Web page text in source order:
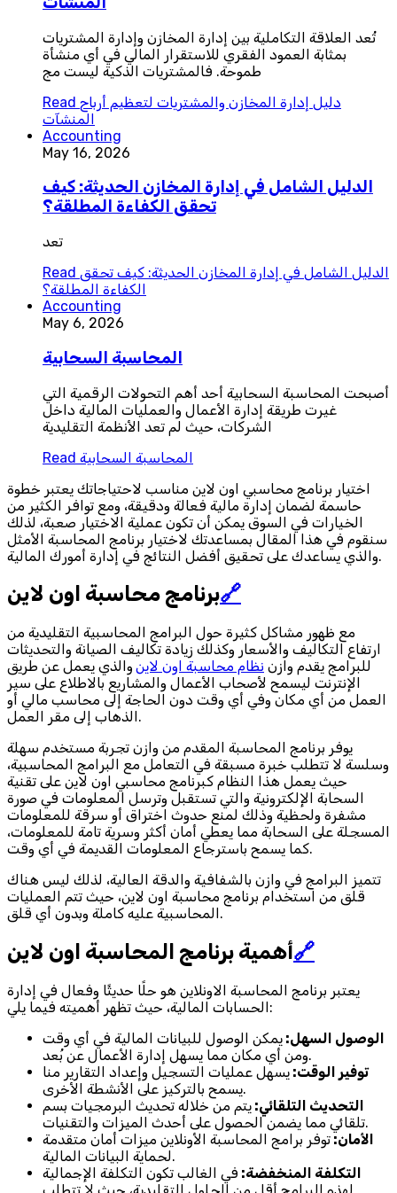
تُعد العلاقة التكاملية بين إدارة المخازن وإدارة المشتريات
بمثابة العمود الفقري للاستقرار المالي في أي منشأة
طموحة. فالمشتريات الذكية ليست مج
Read دليل إدارة المخازن والمشتريات لتعظيم أرباح
المنشآت
Accounting
May 16, 2026
الدليل الشامل في إدارة المخازن الحديثة: كيف
تحقق الكفاءة المطلقة؟
تعد
Read الدليل الشامل في إدارة المخازن الحديثة: كيف تحقق
الكفاءة المطلقة؟
Accounting
May 6, 2026
المحاسبة السحابية
أصبحت المحاسبة السحابية أحد أهم التحولات الرقمية التي
غيرت طريقة إدارة الأعمال والعمليات المالية داخل
الشركات، حيث لم تعد الأنظمة التقليدية
Read المحاسبة السحابية
اختيار برنامج محاسبي اون لاين مناسب لاحتياجاتك يعتبر خطوة
حاسمة لضمان إدارة مالية فعالة ودقيقة، ومع توافر الكثير من
الخيارات في السوق يمكن أن تكون عملية الاختيار صعبة، لذلك
سنقوم في هذا المقال بمساعدتك لاختيار برنامج المحاسبة الأمثل
والذي يساعدك على تحقيق أفضل النتائج في إدارة أمورك المالية.
برنامج محاسبة اون لاين🔗
مع ظهور مشاكل كثيرة حول البرامج المحاسبية التقليدية من
ارتفاع التكاليف والأسعار وكذلك زيادة تكاليف الصيانة والتحديثات
للبرامج يقدم وازن نظام محاسبة اون لاين والذي يعمل عن طريق
الإنترنت ليسمح لأصحاب الأعمال والمشاريع بالاطلاع على سير
العمل من أي مكان وفي أي وقت دون الحاجة إلى محاسب مالي أو
الذهاب إلى مقر العمل.
يوفر برنامج المحاسبة المقدم من وازن تجربة مستخدم سهلة
وسلسة لا تتطلب خبرة مسبقة في التعامل مع البرامج المحاسبية،
حيث يعمل هذا النظام كبرنامج محاسبي اون لاين على تقنية
السحابة الإلكترونية والتي تستقبل وترسل المعلومات في صورة
مشفرة ولحظية وذلك لمنع حدوث اختراق أو سرقة للمعلومات
المسجلة على السحابة مما يعطي أمان أكثر وسرية تامة للمعلومات،
كما يسمح باسترجاع المعلومات القديمة في أي وقت.
تتميز البرامج في وازن بالشفافية والدقة العالية، لذلك ليس هناك
قلق من استخدام برنامج محاسبة اون لاين، حيث تتم العمليات
المحاسبية عليه كاملة وبدون أي قلق.
أهمية برنامج المحاسبة اون لاين🔗
يعتبر برنامج المحاسبة الاونلاين هو حلًا حديثًا وفعال في إدارة
الحسابات المالية، حيث تظهر أهميته فيما يلي:
الوصول السهل: يمكن الوصول للبيانات المالية في أي وقت
ومن أي مكان مما يسهل إدارة الأعمال عن بُعد.
توفير الوقت: يسهل عمليات التسجيل وإعداد التقارير منا
يسمح بالتركيز على الأنشطة الأخرى.
التحديث التلقائي: يتم من خلاله تحديث البرمجيات بسم
تلقائي مما يضمن الحصول على أحدث الميزات والتقنيات.
الأمان: توفر برامج المحاسبة الأونلاين ميزات أمان متقدمة
لحماية البيانات المالية.
التكلفة المنخفضة: في الغالب تكون التكلفة الإجمالية